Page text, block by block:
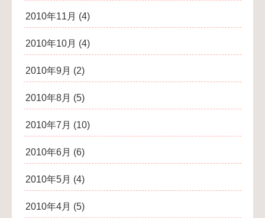
2010年11月 (4)
2010年10月 (4)
2010年9月 (2)
2010年8月 (5)
2010年7月 (10)
2010年6月 (6)
2010年5月 (4)
2010年4月 (5)